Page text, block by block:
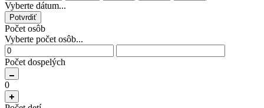
Vyberte dátum...
Potvrdiť
Počet osôb
Vyberte počet osôb...
Počet dospelých
0